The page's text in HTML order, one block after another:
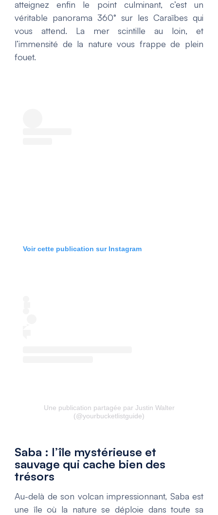
atteignez enfin le point culminant, c’est un
véritable panorama 360° sur les Caraïbes qui
vous attend. La mer scintille au loin, et
l’immensité de la nature vous frappe de plein
fouet.
Voir cette publication sur Instagram
Une publication partagée par Justin Walter
(@yourbucketlistguide)
Saba : l’île mystérieuse et
sauvage qui cache bien des
trésors
Au-delà de son volcan impressionnant, Saba est
une île où la nature se déploie dans toute sa